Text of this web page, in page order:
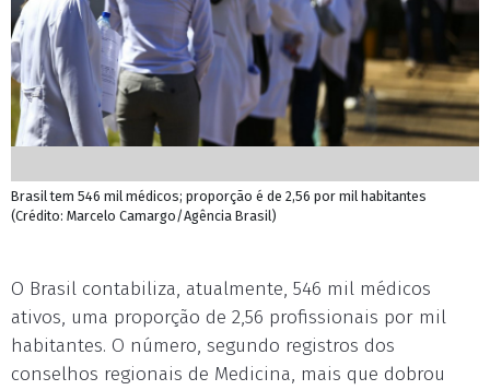
Brasil tem 546 mil médicos; proporção é de 2,56 por mil habitantes
(Crédito: Marcelo Camargo/Agência Brasil)
O Brasil contabiliza, atualmente, 546 mil médicos
ativos, uma proporção de 2,56 profissionais por mil
habitantes. O número, segundo registros dos
conselhos regionais de Medicina, mais que dobrou